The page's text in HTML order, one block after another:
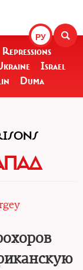
РУ
Repressions
Israel
Duma